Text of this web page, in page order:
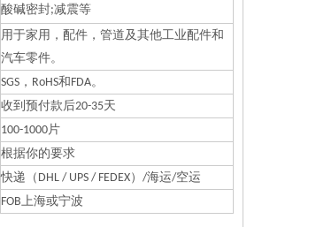
酸碱密封;减震等
用于家用，配件，管道及其他工业配件和
汽车零件。
SGS，RoHS和FDA。
收到预付款后20-35天
100-1000片
根据你的要求
快递（DHL / UPS / FEDEX）/海运/空运
FOB上海或宁波